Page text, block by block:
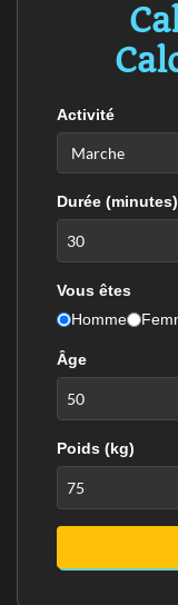
Activité
Durée (minutes)
Vous êtes
Homme
Âge
Poids (kg)